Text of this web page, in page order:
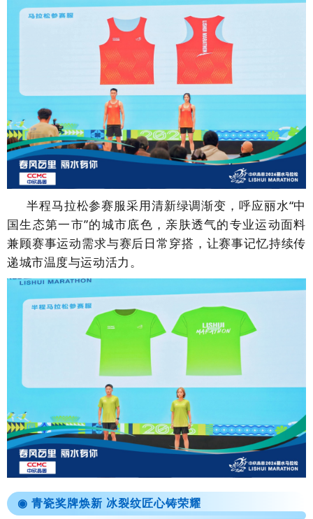
半程马拉松参赛服采用清新绿调渐变，呼应丽水“中
国生态第一市”的城市底色，亲肤透气的专业运动面料
兼顾赛事运动需求与赛后日常穿搭，让赛事记忆持续传
递城市温度与运动活力。
◉ 青瓷奖牌焕新 冰裂纹匠心铸荣耀